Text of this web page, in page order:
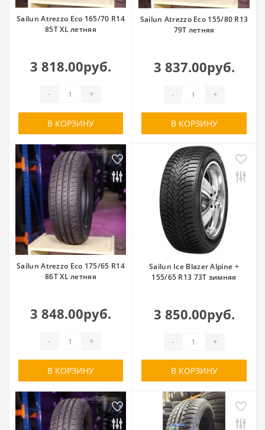
Sailun Atrezzo Eco 165/70 R14
85T XL летняя
3 818.00руб.
- +
В КОРЗИНУ
Sailun Atrezzo Eco 155/80 R13
79T летняя
3 837.00руб.
- +
В КОРЗИНУ
Sailun Atrezzo Eco 175/65 R14
86T XL летняя
3 848.00руб.
- +
В КОРЗИНУ
Sailun Ice Blazer Alpine +
155/65 R13 73T зимняя
3 850.00руб.
- +
В КОРЗИНУ